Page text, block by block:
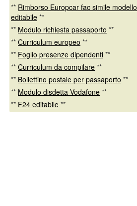
** Rimborso Europcar fac simile modello
editabile **
** Modulo richiesta passaporto **
** Curriculum europeo **
** Foglio presenze dipendenti **
** Curriculum da compilare **
** Bollettino postale per passaporto **
** Modulo disdetta Vodafone **
** F24 editabile **